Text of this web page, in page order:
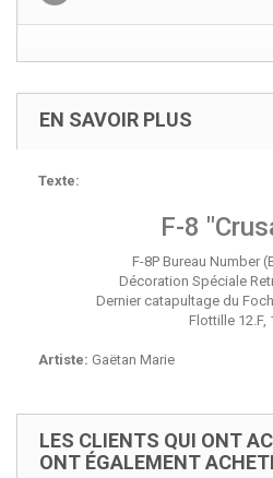
EN SAVOIR PLUS
Texte:
F-8
F-8P Bureau Number
Décoration Spéciale
Dernier catapultage du
Flottille 12.F,
Artiste: Gaëtan Marie
LES CLIENTS QUI ONT
ONT ÉGALEMENT